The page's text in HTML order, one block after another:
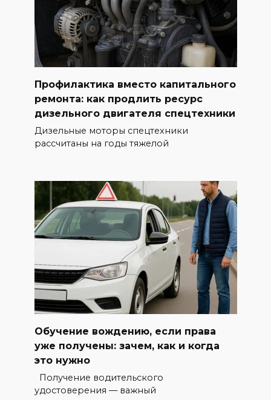
Профилактика вместо капитального
ремонта: как продлить ресурс
дизельного двигателя спецтехники
Дизельные моторы спецтехники
рассчитаны на годы тяжелой
Обучение вождению, если права
уже получены: зачем, как и когда
это нужно
Получение водительского
удостоверения — важный